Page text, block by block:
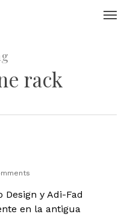
rack
Design y Adi-Fad
en la antigua